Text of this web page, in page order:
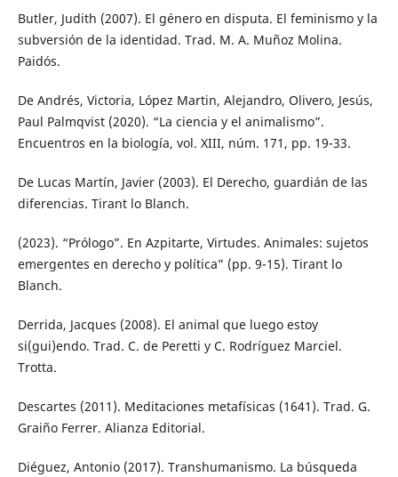
Butler, Judith (2007). El género en disputa. El feminismo y la
subversión de la identidad. Trad. M. A. Muñoz Molina.
Paidós.
De Andrés, Victoria, López Martin, Alejandro, Olivero, Jesús,
Paul Palmqvist (2020). “La ciencia y el animalismo”.
Encuentros en la biología, vol. XIII, núm. 171, pp. 19-33.
De Lucas Martín, Javier (2003). El Derecho, guardián de las
diferencias. Tirant lo Blanch.
(2023). “Prólogo”. En Azpitarte, Virtudes. Animales: sujetos
emergentes en derecho y política” (pp. 9-15). Tirant lo
Blanch.
Derrida, Jacques (2008). El animal que luego estoy
si(gui)endo. Trad. C. de Peretti y C. Rodríguez Marciel.
Trotta.
Descartes (2011). Meditaciones metafísicas (1641). Trad. G.
Graiño Ferrer. Alianza Editorial.
Diéguez, Antonio (2017). Transhumanismo. La búsqueda